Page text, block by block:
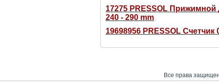
17275 PRESSOL Прижимной
240 - 290 mm
19698956 PRESSOL
Все права